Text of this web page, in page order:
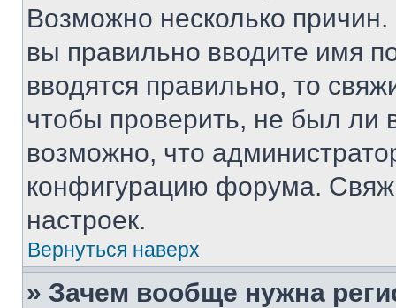
Возможно несколько
вы правильно вводите имя
вводятся правильно, то
чтобы проверить, не был ли
возможно, что
конфигурацию форума.
настроек.
Вернуться наверх
» Зачем вообще нужна